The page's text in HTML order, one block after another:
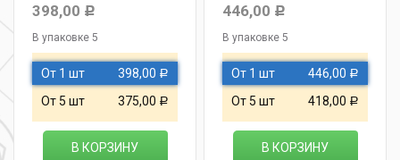
398,00 Р
В упаковке 5
От 1 шт 398,00 Р
От 5 шт 375,00 Р
В КОРЗИНУ
446,00 Р
В упаковке 5
От 1 шт 446,00 Р
От 5 шт 418,00 Р
В КОРЗИНУ